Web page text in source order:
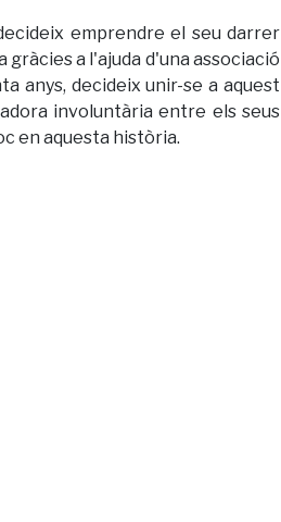
emprendre el seu darrer
gràcies a l'ajuda d'una associació
anys, decideix unir-se a aquest
involuntària entre els seus
en aquesta història.